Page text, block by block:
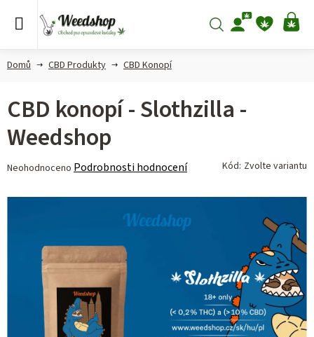
Hledat
Domů CBD Produkty CBD Konopí
CBD konopí - Slothzilla -
Weedshop
Průměrné
produktu
hvězdiček.
Neohodnoceno Podrobnosti hodnocení Kód: Zvolte variantu